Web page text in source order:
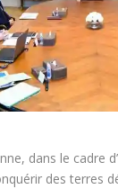
dans le cadre
des terres